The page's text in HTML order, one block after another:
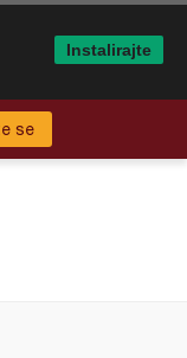
se
Instalirajte